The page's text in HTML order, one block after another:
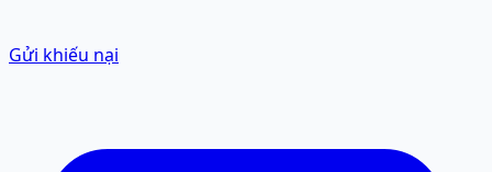
Gửi khiếu nại